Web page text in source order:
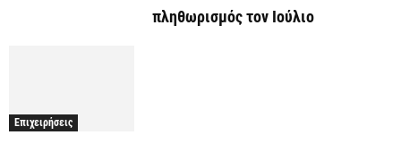
πληθωρισμός τον Ιούλιο
Επιχειρήσεις